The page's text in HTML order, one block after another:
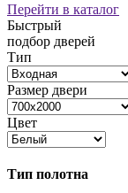
Перейти в каталог
Быстрый
подбор дверей
Тип
Размер двери
Цвет
Тип полотна